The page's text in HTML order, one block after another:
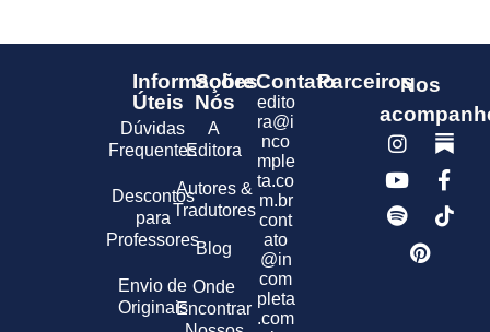
Informações
Úteis
Dúvidas
Frequentes
Descontos
para
Professores
Envio de
Originais
Sobre
Nós
A
Editora
Autores &
Tradutores
Blog
Onde
Encontrar
Contato
edito
ra@i
nco
mple
ta.co
m.br
cont
ato
@in
com
pleta
.com
ParceirosNos